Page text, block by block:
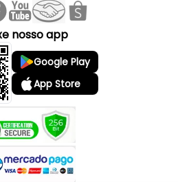
nosso app
Google Play
App Store